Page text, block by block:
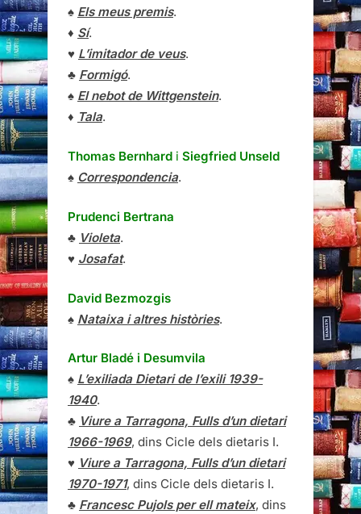
♠ Els meus premis.
♦ Sí.
♥ L’imitador de veus.
♣ Formigó.
♠ El nebot de Wittgenstein.
♦ Tala.
Thomas Bernhard i Siegfried Unseld
♠ Correspondencia.
Prudenci Bertrana
♣ Violeta.
♥ Josafat.
David Bezmozgis
♠ Nataixa i altres històries.
Artur Bladé i Desumvila
♠ L’exiliada Dietari de l’exili 1939-
1940.
♣ Viure a Tarragona, Fulls d’un dietari
1966-1969, dins Cicle dels dietaris I.
♥ Viure a Tarragona, Fulls d’un dietari
1970-1971, dins Cicle dels dietaris I.
♣ Francesc Pujols per ell mateix, dins